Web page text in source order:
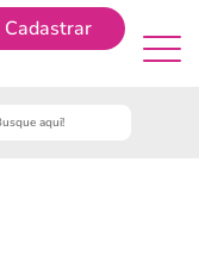
Cadastrar